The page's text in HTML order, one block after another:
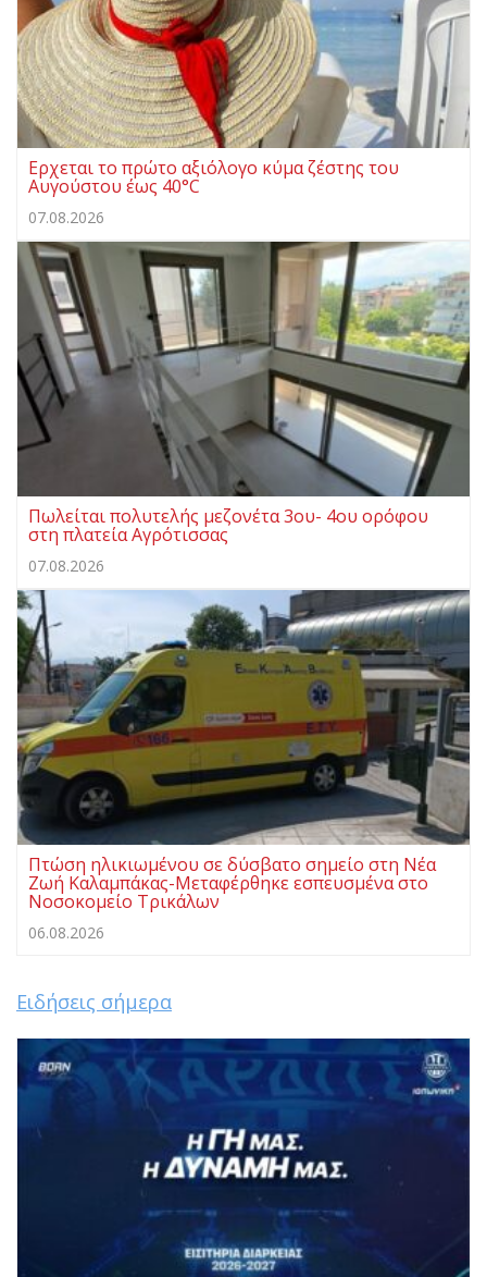
Ερχεται το πρώτο αξιόλογο κύμα ζέστης του
Αυγούστου έως 40°C
07.08.2026
Πωλείται πολυτελής μεζονέτα 3ου- 4ου ορόφου
στη πλατεία Αγρότισσας
07.08.2026
Πτώση ηλικιωμένου σε δύσβατο σημείο στη Νέα
Ζωή Καλαμπάκας-Μεταφέρθηκε εσπευσμένα στο
Νοσοκομείο Τρικάλων
06.08.2026
Ειδήσεις σήμερα